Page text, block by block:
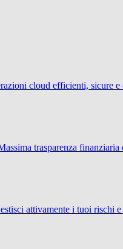
cloud efficienti, sicure e
trasparenza finanziaria
attivamente i tuoi rischi